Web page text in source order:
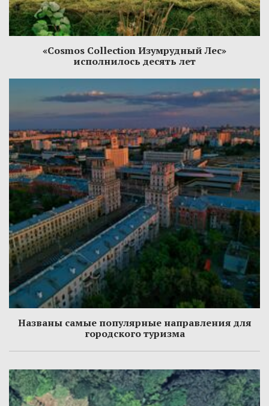
«Cosmos Collection Изумрудный Лес»
исполнилось десять лет
Названы самые популярные направления для
городского туризма